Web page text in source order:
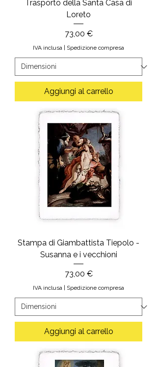
Trasporto della Santa Casa di
Loreto
Prezzo
73,00 €
IVA inclusa Spedizione compresa
Aggiungi al carrello
Stampa di Giambattista Tiepolo -
Susanna e i vecchioni
Prezzo
73,00 €
IVA inclusa Spedizione compresa
Aggiungi al carrello